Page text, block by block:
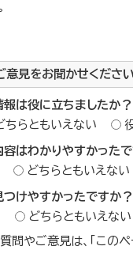
意見をお聞かせください
報は役に立ちましたか？
ちらともいえない
容はわかりやすかった
どちらともいえない
つけやすかったですか？
どちらともいえない
問やご意見は、「この